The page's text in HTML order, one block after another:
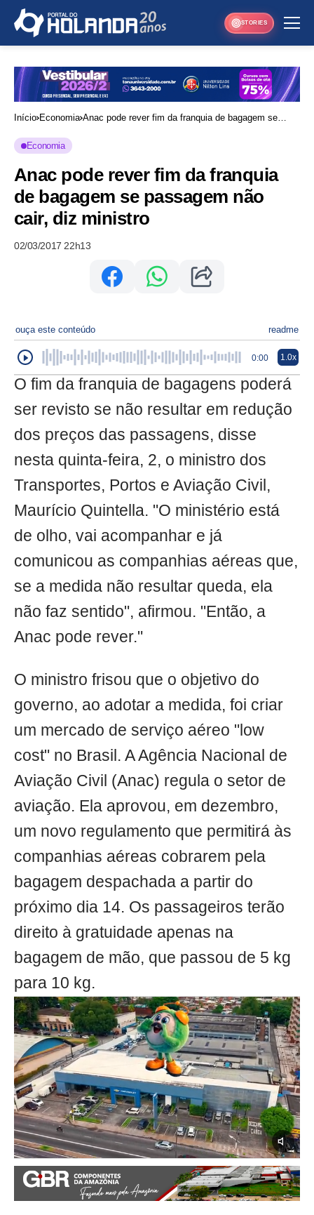
STORIES
Início Economia Anac pode rever fim da franquia de bagagem se
Economia
Anac pode rever fim da franquia
de bagagem se passagem não
cair, diz ministro
02/03/2017 22h13
ouça este conteúdo readme
0:00 1.0x
O fim da franquia de bagagens poderá
ser revisto se não resultar em redução
dos preços das passagens, disse
nesta quinta-feira, 2, o ministro dos
Transportes, Portos e Aviação Civil,
Maurício Quintella. "O ministério está
de olho, vai acompanhar e já
comunicou as companhias aéreas que,
se a medida não resultar queda, ela
não faz sentido", afirmou. "Então, a
Anac pode rever."
O ministro frisou que o objetivo do
governo, ao adotar a medida, foi criar
um mercado de serviço aéreo "low
cost" no Brasil. A Agência Nacional de
Aviação Civil (Anac) regula o setor de
aviação. Ela aprovou, em dezembro,
um novo regulamento que permitirá às
companhias aéreas cobrarem pela
bagagem despachada a partir do
próximo dia 14. Os passageiros terão
direito à gratuidade apenas na
bagagem de mão, que passou de 5 kg
para 10 kg.